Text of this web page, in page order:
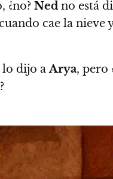
¿no? Ned no está
cae la nieve
lo dijo aArya, pero